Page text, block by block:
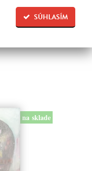
SÚHLASÍM
zbierku. Záznam o
na sklade